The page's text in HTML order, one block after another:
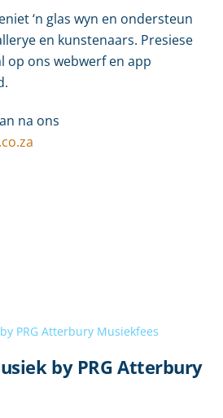
‘n glas wyn en ondersteun
en kunstenaars. Presiese
op ons webwerf en app
na ons
by PRG Atterbury